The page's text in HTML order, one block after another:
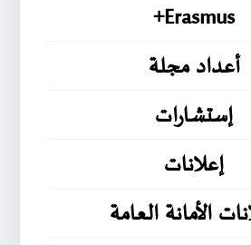
Erasmus+
أعداد مجلة
إستشارات
إعلانات
الأمانة العامة